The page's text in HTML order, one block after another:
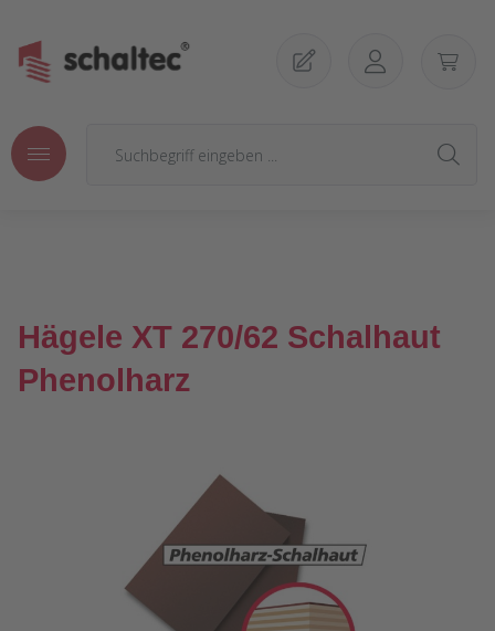
Hägele XT 270/62 Schalhaut
Phenolharz
Bildergalerie überspringen